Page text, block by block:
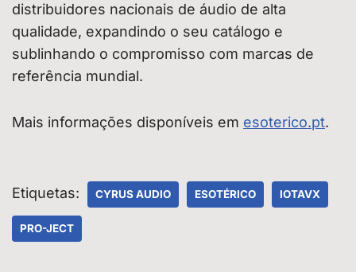
distribuidores nacionais de áudio de alta
qualidade, expandindo o seu catálogo e
sublinhando o compromisso com marcas de
referência mundial.
Mais informações disponíveis em esoterico.pt.
Etiquetas: CYRUS AUDIO ESOTÉRICO IOTAVX
PRO-JECT